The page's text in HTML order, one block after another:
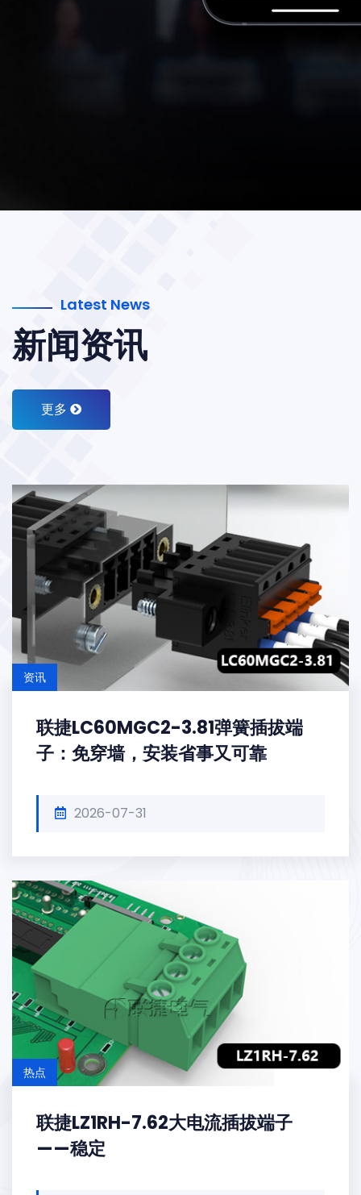
Latest News
新闻资讯
更多
资讯
联捷LC60MGC2-3.81弹簧插拔端
子：免穿墙，安装省事又可靠
2026-07-31
热点
联捷LZ1RH-7.62大电流插拔端子
——稳定